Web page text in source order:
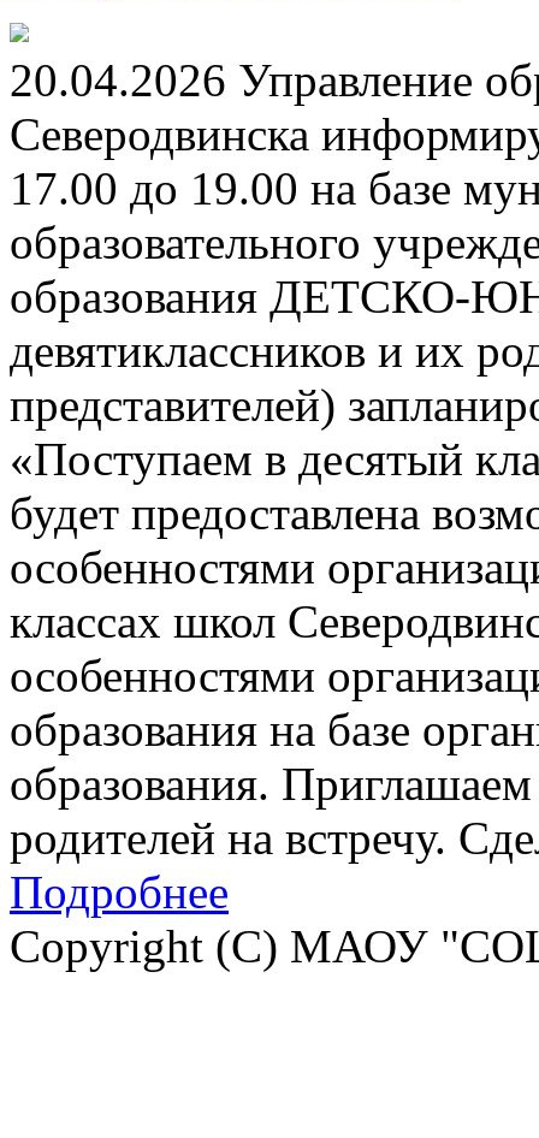
20.04.2026 Управление
Северодвинска
17.00 до 19.00 на базе
образовательного
образования
девятиклассников и их
представителей)
«Поступаем в десятый
будет предоставлена
особенностями
классах школ
особенностями
образования на базе
образования.
родителей на встречу.
Подробнее
Copyright (C) МАОУ